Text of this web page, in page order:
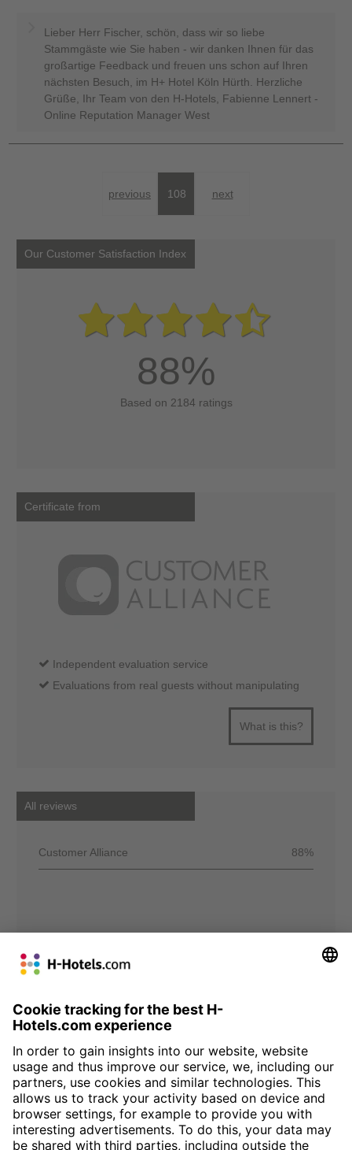
Lieber Herr Fischer, schön, dass wir so liebe
Stammgäste wie Sie haben - wir danken Ihnen für das
großartige Feedback und freuen uns schon auf Ihren
nächsten Besuch, im H+ Hotel Köln Hürth. Herzliche
Grüße, Ihr Team von den H-Hotels, Fabienne Lennert -
Online Reputation Manager West
previous 108 next
Our Customer Satisfaction Index
88%
Based on 2184 ratings
Certificate from
Independent evaluation service
Evaluations from real guests without manipulating
What is this?
All reviews
Customer Alliance 88%